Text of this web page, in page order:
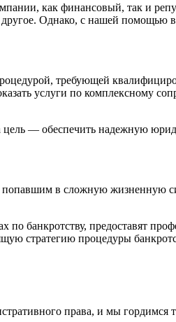
как финансовый, так и
Однако, с нашей помощью
требующей
услуги по комплексному
— обеспечить надежную
в сложную жизненную
банкротству, предоставят
стратегию процедуры
права, и мы